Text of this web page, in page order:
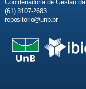
Coordenadoria de Gestão
(61) 3107-2683
repositorio@unb.br